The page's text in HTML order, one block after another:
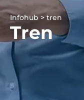
Infohub > tren
Tren